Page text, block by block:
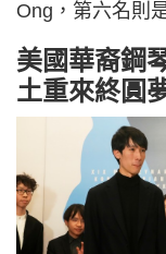
Ong，第六名則
美國華裔鋼
土重來終圓